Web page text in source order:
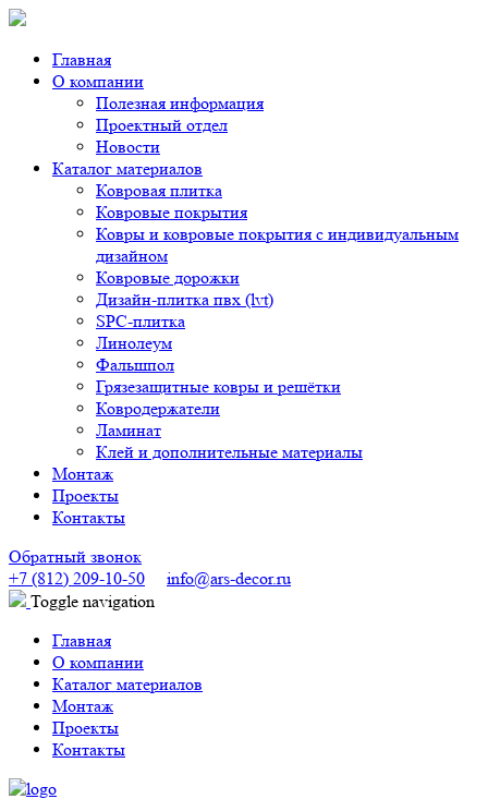
Главная
О компании
Полезная информация
Проектный отдел
Новости
Каталог материалов
Ковровая плитка
Ковровые покрытия
Ковры и ковровые покрытия с индивидуальным
дизайном
Ковровые дорожки
Дизайн-плитка пвх (lvt)
SPC-плитка
Линолеум
Фальшпол
Грязезащитные ковры и решётки
Ковродержатели
Ламинат
Клей и дополнительные материалы
Монтаж
Проекты
Контакты
Обратный звонок
+7 (812) 209-10-50
info@ars-decor.ru
Toggle navigation
Главная
О компании
Каталог материалов
Монтаж
Проекты
Контакты